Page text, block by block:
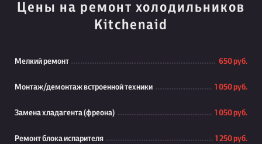
Цены на ремонт холодильников
Kitchenaid
Мелкий ремонт 650 руб.
Монтаж/демонтаж встроенной техники 1 050 руб.
Замена хладагента (фреона) 1 050 руб.
Ремонт блока испарителя 1 250 руб.